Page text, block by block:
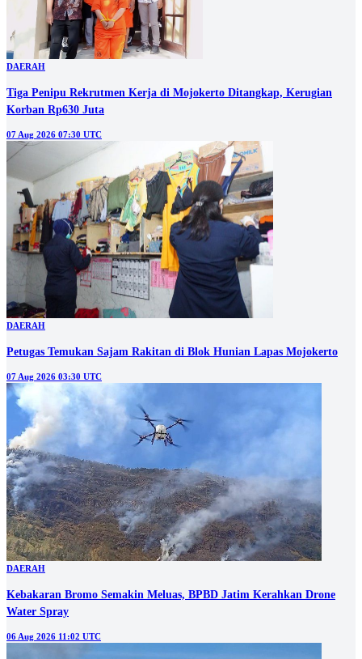
DAERAH
Tiga Penipu Rekrutmen Kerja di Mojokerto Ditangkap, Kerugian
Korban Rp630 Juta
07 Aug 2026 07:30 UTC
DAERAH
Petugas Temukan Sajam Rakitan di Blok Hunian Lapas Mojokerto
07 Aug 2026 03:30 UTC
DAERAH
Kebakaran Bromo Semakin Meluas, BPBD Jatim Kerahkan Drone
Water Spray
06 Aug 2026 11:02 UTC